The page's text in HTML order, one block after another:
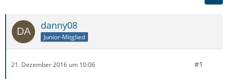
danny08
Junior-Mitglied
21. Dezember 2016 um 10:06 #1